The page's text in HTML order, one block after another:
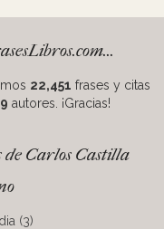
22,451 frases y citas
autores. ¡Gracias!
de Carlos Castilla
(3)